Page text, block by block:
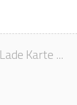
Lade Karte ...